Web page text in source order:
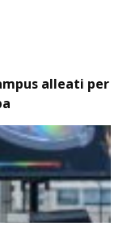
alleati per